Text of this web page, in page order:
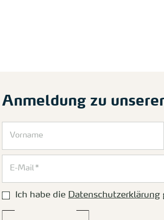
Anmeldung zu
Ich habe die Datenschutzerklärung